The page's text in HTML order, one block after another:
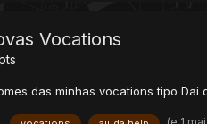
Vocations
das minhas vocations tipo